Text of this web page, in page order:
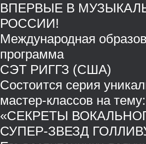
ВПЕРВЫЕ В
РОССИИ!
Международная
программа
СЭТ РИГГЗ (США)
Состоится серия
мастер-классов на тему:
«СЕКРЕТЫ
СУПЕР-ЗВЕЗД